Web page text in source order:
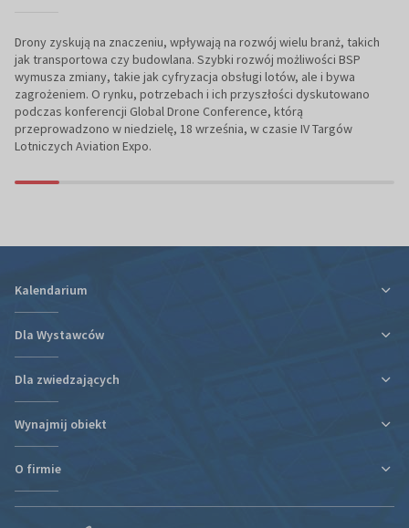
Drony zyskują na znaczeniu, wpływają na rozwój wielu branż, takich
jak transportowa czy budowlana. Szybki rozwój możliwości BSP
wymusza zmiany, takie jak cyfryzacja obsługi lotów, ale i bywa
zagrożeniem. O rynku, potrzebach i ich przyszłości dyskutowano
podczas konferencji Global Drone Conference, którą
przeprowadzono w niedzielę, 18 września, w czasie IV Targów
Lotniczych Aviation Expo.
Kalendarium
Dla Wystawców
Ulga podatkowa za udział w targach
Plan targów i hal
Regulaminy i oświadczenia
Portal Wystawcy
Dla zwiedzających
Plan targów i hal
Kontakt
Wynajmij obiekt
Nowa hala
O firmie